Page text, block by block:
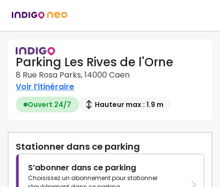
Parking Les Rives de l'Orne
8 Rue Rosa Parks, 14000 Caen
Voir l’itinéraire
Ouvert 24/7 Hauteur max : 1.9 m
Stationner dans ce parking
S’abonner dans ce parking
Choisissez un abonnement pour stationner